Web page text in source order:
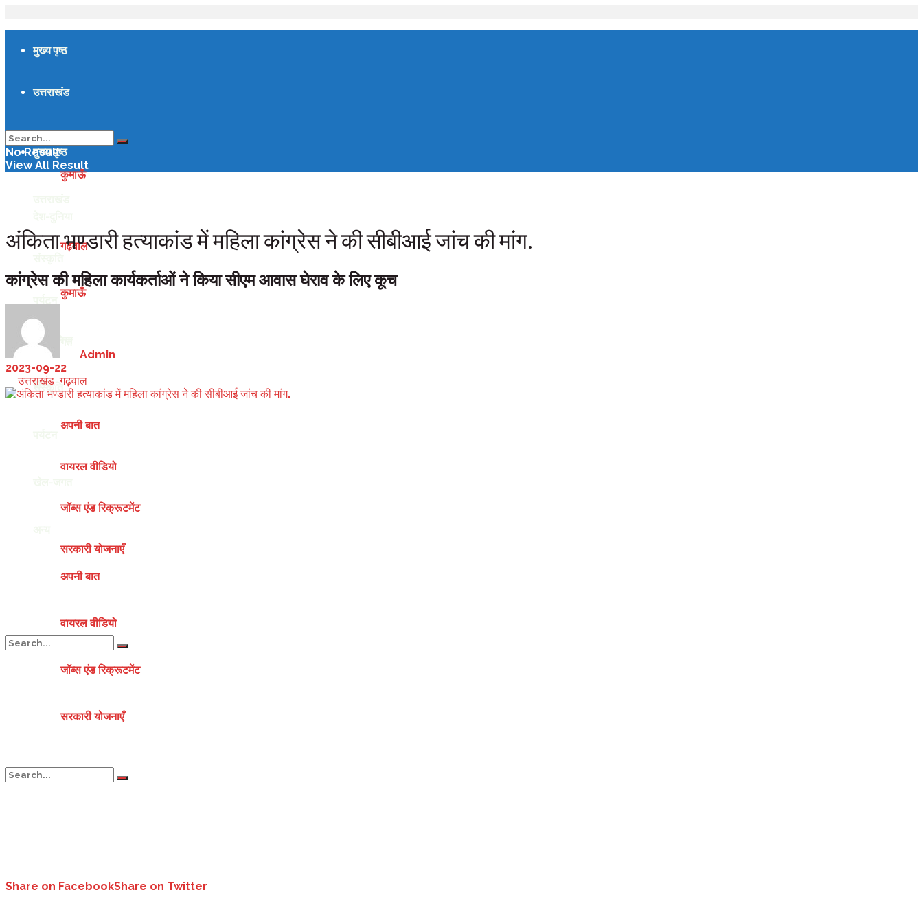
मुख्य पृष्ठ
उत्तराखंड
गढ़वाल
कुमाऊँ
पर्यटन
खेल-जगत
अन्य
अपनी बात
वायरल वीडियो
जॉब्स एंड रिक्रूटमेंट
सरकारी योजनाएँ
View All Result
मुख्य पृष्ठ
गढ़वाल
कुमाऊँ
देश-दुनिया
संस्कृति
अपनी बात
वायरल वीडियो
जॉब्स एंड रिक्रूटमेंट
सरकारी योजनाएँ
No Result
View All Result
अंकिता भण्डारी हत्याकांड में महिला कांग्रेस ने की सीबीआई जांच की मांग.
कांग्रेस की महिला कार्यकर्ताओं ने किया सीएम आवास घेराव के लिए कूच
Admin
2023-09-22
उत्तराखंड ,गढ़वाल
Share on FacebookShare on Twitter